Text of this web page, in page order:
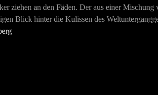
ziehen an den Fäden. Der aus einer
Blick hinter die Kulissen des